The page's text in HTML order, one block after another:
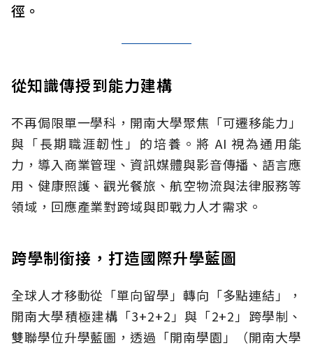
徑。
從知識傳授到能力建構
不再侷限單一學科，開南大學聚焦「可遷移能力」
與「長期職涯韌性」的培養。將 AI 視為通用能
力，導入商業管理、資訊媒體與影音傳播、語言應
用、健康照護、觀光餐旅、航空物流與法律服務等
領域，回應產業對跨域與即戰力人才需求。
跨學制銜接，打造國際升學藍圖
全球人才移動從「單向留學」轉向「多點連結」，
開南大學積極建構「3+2+2」與「2+2」跨學制、
雙聯學位升學藍圖，透過「開南學園」（開南大學